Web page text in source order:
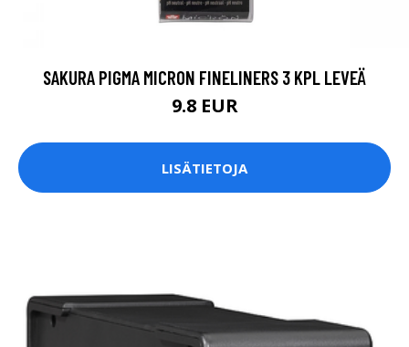
SAKURA PIGMA MICRON FINELINERS 3 KPL LEVEÄ
9.8 EUR
LISÄTIETOJA